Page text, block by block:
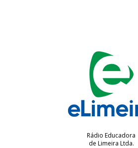
Rádio Educadora
de Limeira Ltda.